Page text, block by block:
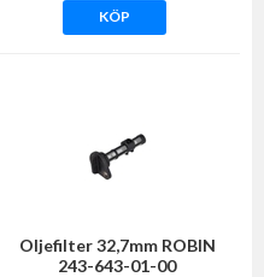
KÖP
Oljefilter 32,7mm ROBIN
243-643-01-00